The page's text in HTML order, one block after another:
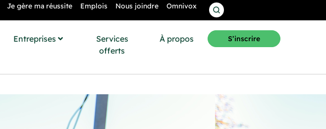
Je gère ma réussite Emplois Nous joindre Omnivox
Entreprises
Services
offerts
À propos S’inscrire